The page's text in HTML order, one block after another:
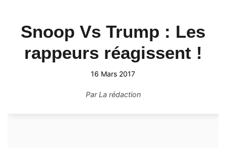
Snoop Vs Trump : Les
rappeurs réagissent !
16 Mars 2017
ParLa rédaction